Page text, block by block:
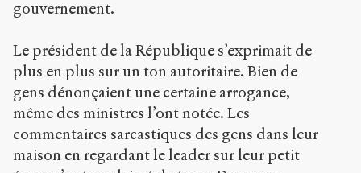
gouvernement.
Le président de la République s’exprimait de
plus en plus sur un ton autoritaire. Bien de
gens dénonçaient une certaine arrogance,
même des ministres l’ont notée. Les
commentaires sarcastiques des gens dans leur
maison en regardant le leader sur leur petit